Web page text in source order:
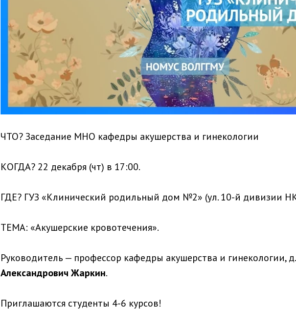
ЧТО? Заседание МНО кафедры акушерства и гинекологии
КОГДА? 22 декабря (чт) в 17:00.
ГДЕ? ГУЗ «Клинический родильный дом №2» (ул. 10-й дивизии
ТЕМА: «Акушерские кровотечения».
Руководитель — профессор кафедры акушерства и гинекологии,
Александрович Жаркин.
Приглашаются студенты 4-6 курсов!